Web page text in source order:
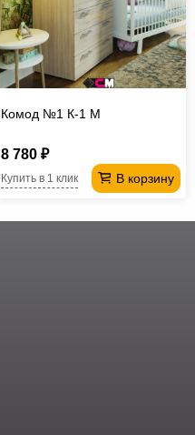
Комод №1 К-1 М
8 780 ₽
В корзину
Купить в 1 клик